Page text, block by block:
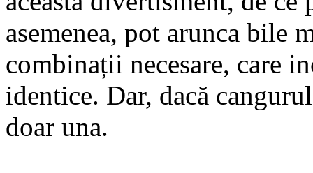
asemenea, pot arunca bile
combinații necesare, care
identice. Dar, dacă
doar una.